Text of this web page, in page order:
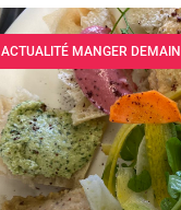
ACTUALITÉ MANGER DEMAIN